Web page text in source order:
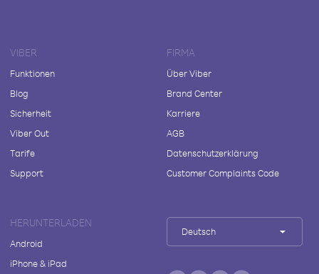
VIBER
Funktionen
Blog
Sicherheit
Viber Out
Tarife
Support
FIRMA
Über Viber
Brand Center
Karriere
AGB
Datenschutzerklärung
Customer Complaints Code
HERUNTERLADEN
Android
iPhone & iPad
Deutsch